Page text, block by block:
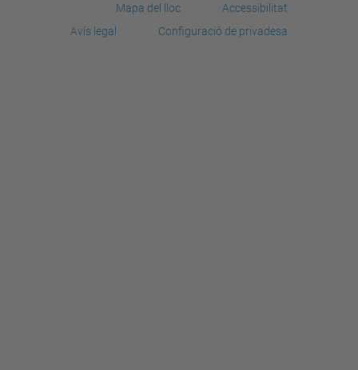
Mapa del lloc
Accessibilitat
Avís legal
Configuració de privadesa